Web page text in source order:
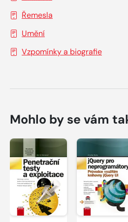
Řemesla
Umění
Vzpomínky a biografie
Mohlo by se vám